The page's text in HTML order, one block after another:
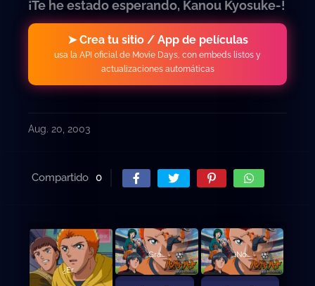
¡Te he estado esperando, Kanou Kyosuke-!
➤ Crea tu sitio / App de películas
usa la API oficial de Movie Days, con embeds listos y
actualizaciones automáticas
Aug. 20, 2003
Compartido 0
¿Eres Kyosuke ..?
Gracias ... ¡Entrenador! ¡No voy a perder!